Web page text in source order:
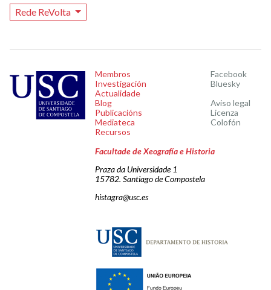
Rede ReVolta
Membros
Investigación
Actualidade
Blog
Publicacións
Mediateca
Recursos
Facebook
Bluesky
Aviso legal
Licenza
Colofón
Facultade de Xeografía e Historia
Praza da Universidade 1
15782. Santiago de Compostela
histagra@usc.es